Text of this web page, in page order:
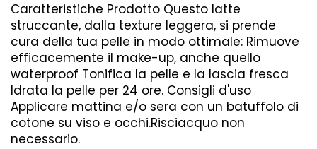
Caratteristiche Prodotto Questo latte
struccante, dalla texture leggera, si prende
cura della tua pelle in modo ottimale: Rimuove
efficacemente il make-up, anche quello
waterproof Tonifica la pelle e la lascia fresca
Idrata la pelle per 24 ore. Consigli d'uso
Applicare mattina e/o sera con un batuffolo di
cotone su viso e occhi.Risciacquo non
necessario.